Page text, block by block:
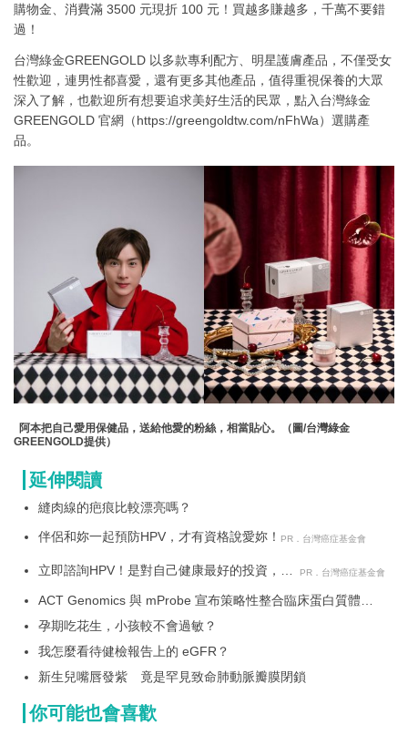
購物金、消費滿 3500 元現折 100 元！買越多賺越多，千萬不要錯
過！
台灣綠金GREENGOLD 以多款專利配方、明星護膚產品，不僅受女
性歡迎，連男性都喜愛，還有更多其他產品，值得重視保養的大眾
深入了解，也歡迎所有想要追求美好生活的民眾，點入台灣綠金
GREENGOLD 官網（https://greengoldtw.com/nFhWa）選購產
品。
阿本把自己愛用保健品，送給他愛的粉絲，相當貼心。（圖/台灣綠金
GREENGOLD提供）
延伸閱讀
縫肉線的疤痕比較漂亮嗎？
伴侶和妳一起預防HPV，才有資格說愛妳！ PR．台灣癌症基金會
立即諮詢HPV！是對自己健康最好的投資，把
PR．台灣癌症基金會
ACT Genomics 與 mProbe 宣布策略性整合臨床蛋白質體學
技術 提升亞洲精準醫療水準
孕期吃花生，小孩較不會過敏？
我怎麼看待健檢報告上的 eGFR？
新生兒嘴唇發紫 竟是罕見致命肺動脈瓣膜閉鎖
你可能也會喜歡